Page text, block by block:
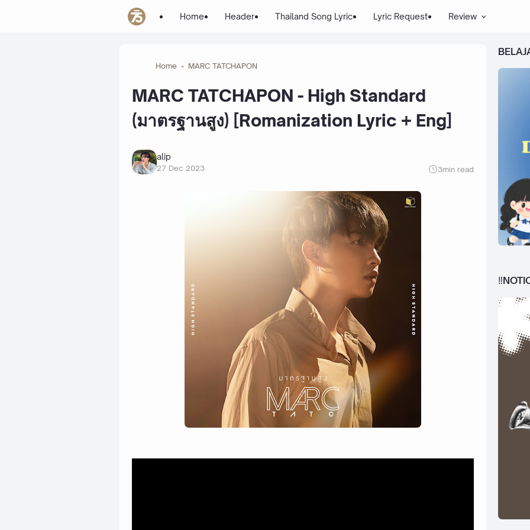
Home Header Thailand Song Lyric Lyric Request Review
Home MARC TATCHAPON
MARC TATCHAPON - High Standard
(มาตรฐานสูง) [Romanization Lyric + Eng]
alip
27 Dec 2023 3min read